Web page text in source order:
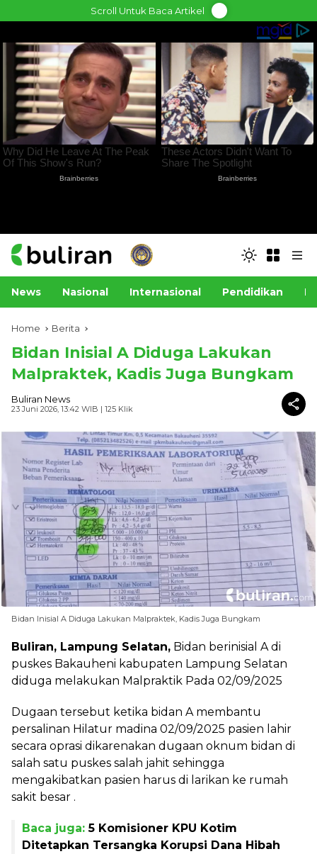
to
Scroll Untuk Baca Artikel
News Nasional Internasional Pendidikan
Home Berita
Bidan Inisial A Diduga Lakukan
Malpraktek, Kadis Juga Bungkam
Buliran News
23 Juni 2026, 13:42 WIB | 125 Klik
Bidan Inisial A Diduga Lakukan Malpraktek, Kadis Juga Bungkam
Buliran, Lampung Selatan, Bidan berinisial A di
puskes Bakauheni kabupaten Lampung Selatan
diduga melakukan Malpraktik Pada 02/09/2025
Dugaan tersebut ketika bidan A membantu
persalinan Hilatur madina 02/09/2025 pasien lahir
secara oprasi dikarenakan dugaan oknum bidan di
salah satu puskes salah jahit sehingga
mengakibatkan pasien harus di larikan ke rumah
sakit besar .
Baca juga:5 Komisioner KPU Kotim
Ditetapkan Tersangka Korupsi Dana Hibah